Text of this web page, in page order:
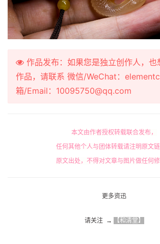
作品发布：如果您是独立创作人，也
作品，请联系 微信/WeChat：
箱/Email：10095750@qq.com
本文由作者授权转载联合发布，
任何其他个人与团体转载请注明原文链
原文出处，不得对文章与图片做任何修
更多资迅
请关注  → 【和清堂】